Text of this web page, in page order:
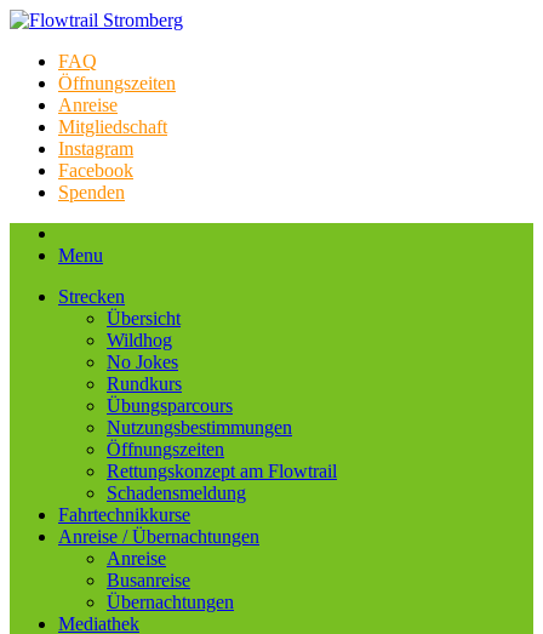
FAQ
Öffnungszeiten
Anreise
Mitgliedschaft
Instagram
Facebook
Spenden
Menu
Strecken
Übersicht
Wildhog
No Jokes
Rundkurs
Übungsparcours
Nutzungsbestimmungen
Öffnungszeiten
Rettungskonzept am Flowtrail
Schadensmeldung
Fahrtechnikkurse
Anreise / Übernachtungen
Anreise
Busanreise
Übernachtungen
Mediathek